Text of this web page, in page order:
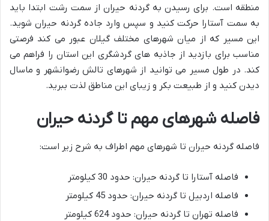
منطقه است. برای رسیدن به گردنه حیران از سمت رشت ابتدا باید
به سمت آستارا حرکت کنید و سپس وارد جاده گردنه حیران شوید.
این مسیر که از میان شهرهای مختلف گیلان عبور می کند فرصتی
مناسب برای بازدید از جاذبه های گردشگری این استان را فراهم می
کند. در طول مسیر می توانید از شهرهای تالش رضوانشهر و ماسال
دیدن کنید و از طبیعت بکر و زیبای این مناطق لذت ببرید.
فاصله شهرهای مهم تا گردنه حیران
فاصله گردنه حیران تا شهرهای مهم اطراف به شرح زیر است:
فاصله آستارا تا گردنه حیران: حدود 30 کیلومتر
فاصله اردبیل تا گردنه حیران: حدود 45 کیلومتر
فاصله تهران تا گردنه حیران: حدود 624 کیلومتر